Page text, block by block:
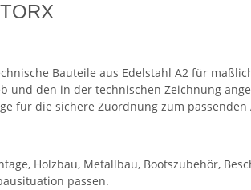
Bauteile aus Edelstahl A2 für
und den in der technischen Zeichnung
für die sichere Zuordnung zum passenden
Holzbau, Metallbau, Bootszubehör,
passen.